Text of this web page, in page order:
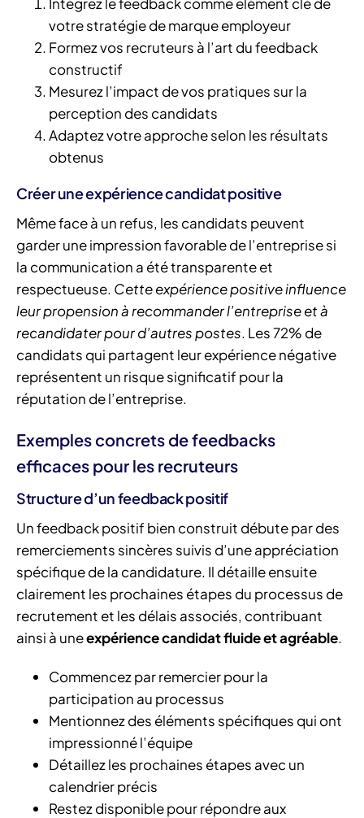
votre stratégie de marque employeur
Formez vos recruteurs à l’art du feedback
constructif
Mesurez l’impact de vos pratiques sur la
perception des candidats
Adaptez votre approche selon les résultats
obtenus
Créer une expérience candidat positive
Même face à un refus, les candidats peuvent
garder une impression favorable de l’entreprise si
la communication a été transparente et
respectueuse. Cette expérience positive influence
leur propension à recommander l’entreprise et à
recandidater pour d’autres postes. Les 72% de
candidats qui partagent leur expérience négative
représentent un risque significatif pour la
réputation de l’entreprise.
Exemples concrets de feedbacks
efficaces pour les recruteurs
Structure d’un feedback positif
Un feedback positif bien construit débute par des
remerciements sincères suivis d’une appréciation
spécifique de la candidature. Il détaille ensuite
clairement les prochaines étapes du processus de
recrutement et les délais associés, contribuant
ainsi à uneexpérience candidat fluide et agréable.
Commencez par remercier pour la
participation au processus
Mentionnez des éléments spécifiques qui ont
impressionné l’équipe
Détaillez les prochaines étapes avec un
calendrier précis
Restez disponible pour répondre aux